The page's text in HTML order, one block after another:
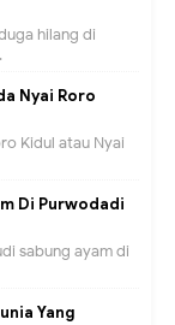
hilang di
Nyai Roro
Kidul atau Nyai
Di Purwodadi
sabung ayam di
Yang